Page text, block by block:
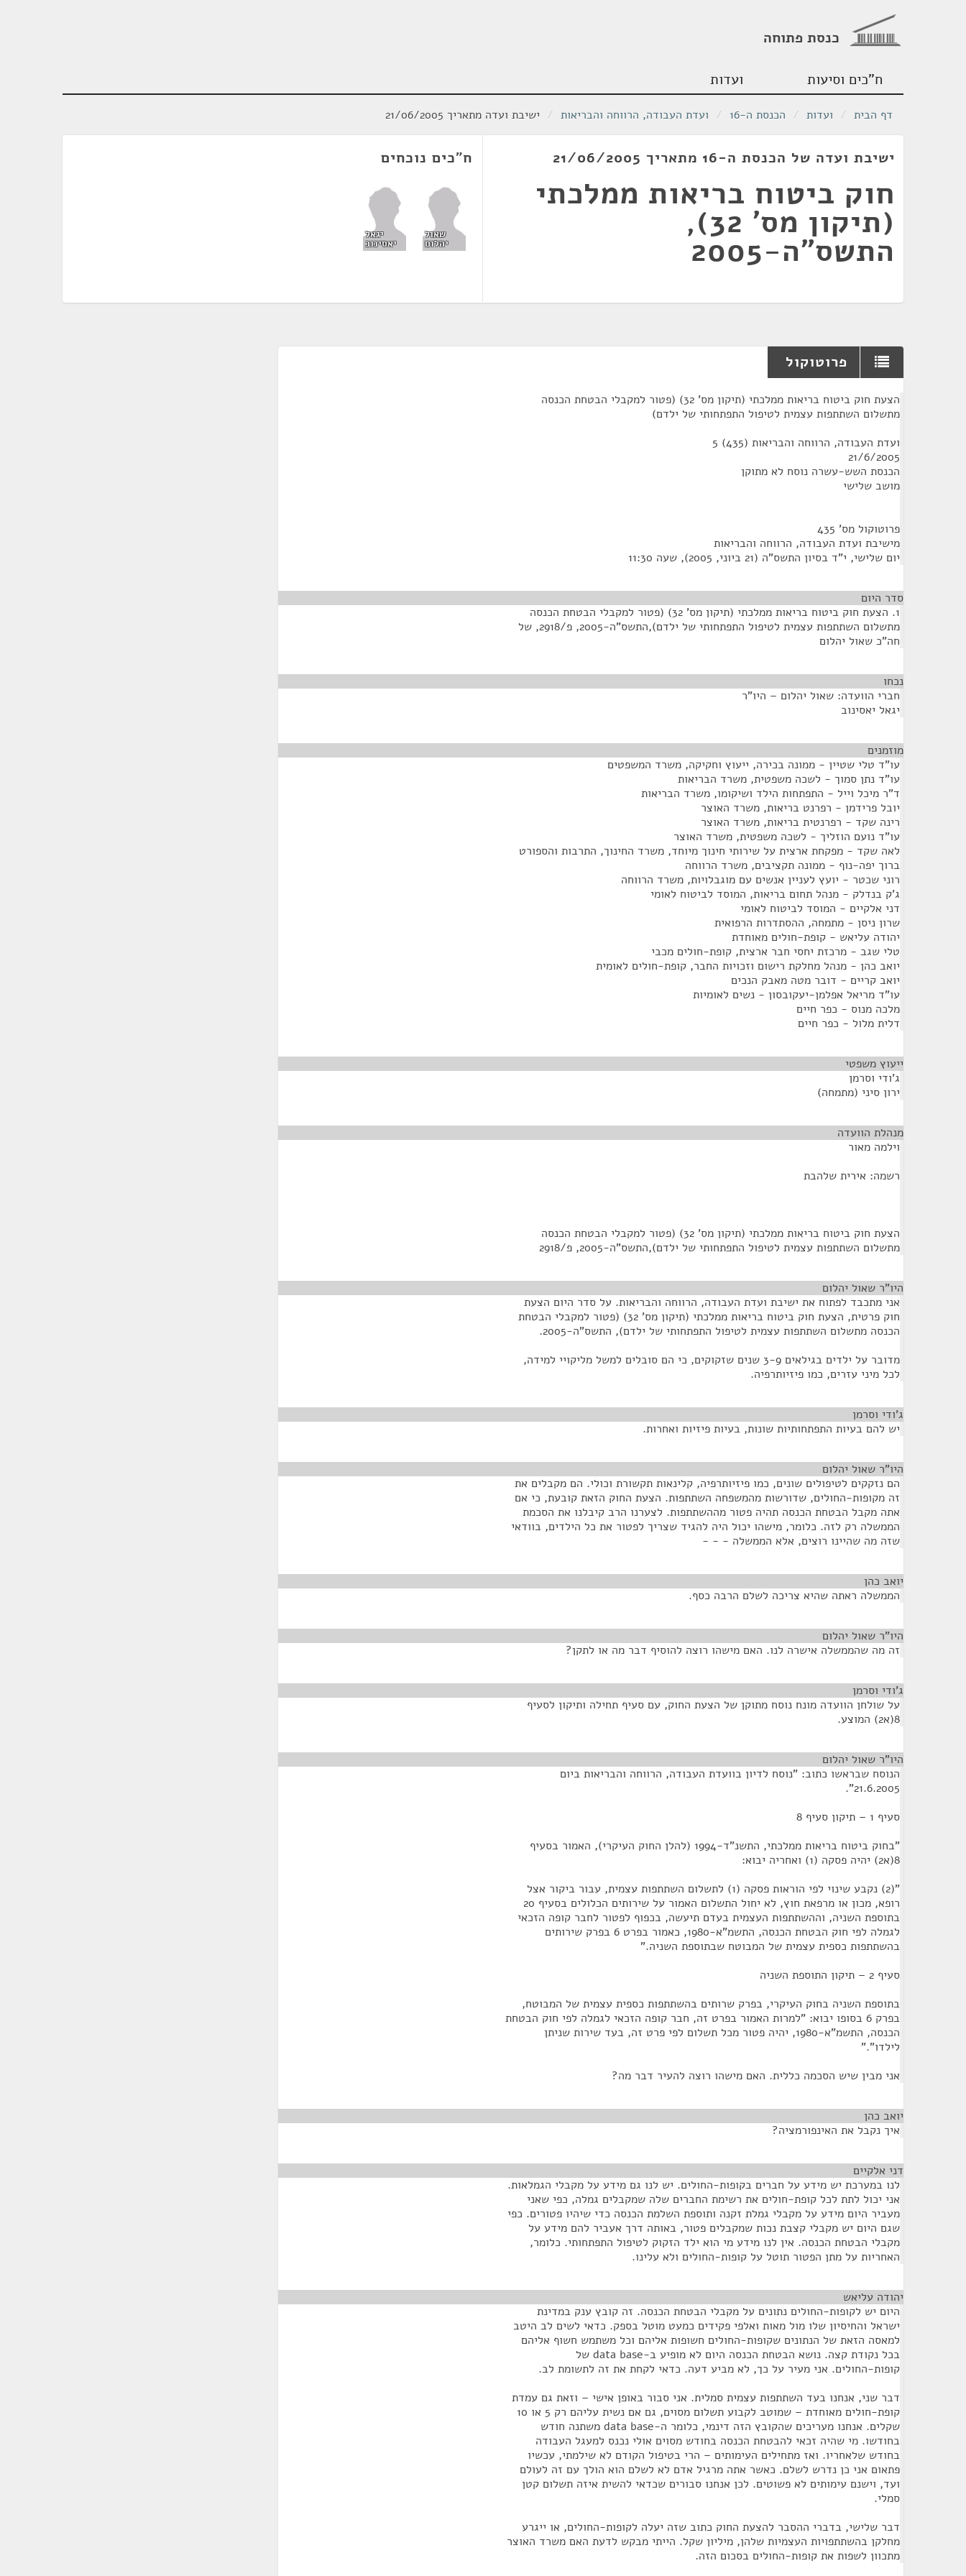
כנסת פתוחה
ח"כים וסיעות ועדות
דף הבית / ועדות / הכנסת ה-16 / ועדת העבודה, הרווחה והבריאות / ישיבת ועדה מתאריך 21/06/2005
ישיבת ועדה של הכנסת ה-16 מתאריך 21/06/2005
חוק ביטוח בריאות ממלכתי
(תיקון מס' 32),
התשס"ה-2005
ח"כים נוכחים
שאול
יהלום
יגאל
יאסינוב
פרוטוקול
הצעת חוק ביטוח בריאות ממלכתי (תיקון מס' 32) (פטור למקבלי הבטחת הכנסה
מתשלום השתתפות עצמית לטיפול התפתחותי של ילדם)
ועדת העבודה, הרווחה והבריאות (435) 5
21/6/2005
הכנסת השש-עשרה נוסח לא מתוקן
מושב שלישי
פרוטוקול מס' 435
מישיבת ועדת העבודה, הרווחה והבריאות
‏יום שלישי, י"ד בסיון התשס"ה (‏21 ביוני, 2005), שעה 11:30
סדר היום
1. הצעת חוק ביטוח בריאות ממלכתי (תיקון מס' 32) (פטור למקבלי הבטחת הכנסה
מתשלום השתתפות עצמית לטיפול התפתחותי של ילדם),התשס"ה-2005, פ/2918, של
חה"כ שאול יהלום
נכחו
חברי הוועדה: שאול יהלום – היו"ר
יגאל יאסינוב
מוזמנים
עו"ד טלי שטיין - ממונה בכירה, ייעוץ וחקיקה, משרד המשפטים
עו"ד נתן סמוך - לשכה משפטית, משרד הבריאות
ד"ר מיכל וייל - התפתחות הילד ושיקומו, משרד הבריאות
יובל פרידמן - רפרנט בריאות, משרד האוצר
רינה שקד - רפרנטית בריאות, משרד האוצר
עו"ד נועם הוזליך - לשכה משפטית, משרד האוצר
לאה שקד - מפקחת ארצית על שירותי חינוך מיוחד, משרד החינוך, התרבות והספורט
ברוך יפה-נוף - ממונה תקציבים, משרד הרווחה
רוני שכטר - יועץ לעניין אנשים עם מוגבלויות, משרד הרווחה
ג'ק בנדלק - מנהל תחום בריאות, המוסד לביטוח לאומי
דני אלקיים - המוסד לביטוח לאומי
שרון ניסן - מתמחה, ההסתדרות הרפואית
יהודה עליאש - קופת-חולים מאוחדת
טלי שגב - מרכזת יחסי חבר ארצית, קופת-חולים מכבי
יואב כהן - מנהל מחלקת רישום וזכויות החבר, קופת-חולים לאומית
יואב קריים - דובר מטה מאבק הנכים
עו"ד מריאל אפלמן-יעקובסון - נשים לאומיות
מלכה מנוס - כפר חיים
דלית מלול - כפר חיים
ייעוץ משפטי
ג'ודי וסרמן
ירון סיני (מתמחה)
מנהלת הוועדה
וילמה מאור
רשמה: אירית שלהבת
הצעת חוק ביטוח בריאות ממלכתי (תיקון מס' 32) (פטור למקבלי הבטחת הכנסה
מתשלום השתתפות עצמית לטיפול התפתחותי של ילדם),התשס"ה-2005, פ/2918
היו"ר שאול יהלום
אני מתכבד לפתוח את ישיבת ועדת העבודה, הרווחה והבריאות. על סדר היום הצעת
חוק פרטית, הצעת חוק ביטוח בריאות ממלכתי (תיקון מס' 32) (פטור למקבלי הבטחת
הכנסה מתשלום השתתפות עצמית לטיפול התפתחותי של ילדם), התשס"ה-2005.
מדובר על ילדים בגילאים 3-9 שנים שזקוקים, כי הם סובלים למשל מליקויי למידה,
לכל מיני עזרים, כמו פיזיותרפיה.
ג'ודי וסרמן
יש להם בעיות התפתחותיות שונות, בעיות פיזיות ואחרות.
היו"ר שאול יהלום
הם נזקקים לטיפולים שונים, כמו פיזיותרפיה, קלינאות תקשורת וכולי. הם מקבלים את
זה מקופות-החולים, שדורשות מהמשפחה השתתפות. הצעת החוק הזאת קובעת, כי אם
אתה מקבל הבטחת הכנסה תהיה פטור מההשתתפות. לצערנו הרב קיבלנו את הסכמת
הממשלה רק לזה. כלומר, מישהו יכול היה להגיד שצריך לפטור את כל הילדים, בוודאי
שזה מה שהיינו רוצים, אלא הממשלה - - -
יואב כהן
הממשלה ראתה שהיא צריכה לשלם הרבה כסף.
היו"ר שאול יהלום
זה מה שהממשלה אישרה לנו. האם מישהו רוצה להוסיף דבר מה או לתקן?
ג'ודי וסרמן
על שולחן הוועדה מונח נוסח מתוקן של הצעת החוק, עם סעיף תחילה ותיקון לסעיף
8(א2) המוצע.
היו"ר שאול יהלום
הנוסח שבראשו כתוב: "נוסח לדיון בוועדת העבודה, הרווחה והבריאות ביום
21.6.2005".
סעיף 1 – תיקון סעיף 8
"בחוק ביטוח בריאות ממלכתי, התשנ"ד-1994 (להלן החוק העיקרי), האמור בסעיף
8(א2) יהיה פסקה (1) ואחריה יבוא:
"(2) נקבע שינוי לפי הוראות פסקה (1) לתשלום השתתפות עצמית, עבור ביקור אצל
רופא, מכון או מרפאת חוץ, לא יחול התשלום האמור על שירותים הכלולים בסעיף 20
בתוספת השניה, וההשתתפות העצמית בעדם תיעשה, בכפוף לפטור לחבר קופה הזכאי
לגמלה לפי חוק הבטחת הכנסה, התשמ"א-1980, כאמור בפרט 6 בפרק שירותים
בהשתתפות כספית עצמית של המבוטח שבתוספת השניה."
סעיף 2 – תיקון התוספת השניה
בתוספת השניה בחוק העיקרי, בפרק שרותים בהשתתפות כספית עצמית של המבוטח,
בפרק 6 בסופו יבוא: "למרות האמור בפרט זה, חבר קופה הזכאי לגמלה לפי חוק הבטחת
הכנסה, התשמ"א-1980, יהיה פטור מכל תשלום לפי פרט זה, בעד שירות שניתן
לילדו"."
אני מבין שיש הסכמה כללית. האם מישהו רוצה להעיר דבר מה?
יואב כהן
איך נקבל את האינפורמציה?
דני אלקיים
לנו במערכת יש מידע על חברים בקופות-החולים. יש לנו גם מידע על מקבלי הגמלאות.
אני יכול לתת לכל קופת-חולים את רשימת החברים שלה שמקבלים גמלה, כפי שאני
מעביר היום מידע על מקבלי גמלת זקנה ותוספת השלמת הכנסה כדי שיהיו פטורים. כפי
שגם היום יש מקבלי קצבת נכות שמקבלים פטור, באותה דרך אעביר להם מידע על
מקבלי הבטחת הכנסה. אין לנו מידע מי הוא ילד הזקוק לטיפול התפתחותי. כלומר,
האחריות על מתן הפטור תוטל על קופות-החולים ולא עלינו.
יהודה עליאש
היום יש לקופות-החולים נתונים על מקבלי הבטחת הכנסה. זה קובץ ענק במדינת
ישראל והחיסיון שלו מול מאות ואלפי פקידים כמעט מוטל בספק. כדאי לשים לב היטב
למאסה הזאת של הנתונים שקופות-החולים חשופות אליהם וכל משתמש חשוף אליהם
בכל נקודת קצה. נושא הבטחת הכנסה היום לא מופיע ב-data base של
קופות-החולים. אני מעיר על כך, לא מביע דעה. כדאי לקחת את זה לתשומת לב.
דבר שני, אנחנו בעד השתתפות עצמית סמלית. אני סבור באופן אישי – וזאת גם עמדת
קופת-חולים מאוחדת – שמוטב לקבוע תשלום מסוים, גם אם נשית עליהם רק 5 או 10
שקלים. אנחנו מעריכים שהקובץ הזה דינמי, כלומר ה-data base משתנה חודש
בחודשו. מי שהיה זכאי להבטחת הכנסה בחודש מסוים אולי נכנס למעגל העבודה
בחודש שלאחריו. ואז מתחילים העימותים – הרי בטיפול הקודם לא שילמתי, עכשיו
פתאום אני כן נדרש לשלם. כאשר אתה מרגיל אדם לא לשלם הוא הולך עם זה לעולם
ועד, וישנם עימותים לא פשוטים. לכן אנחנו סבורים שכדאי להשית איזה תשלום קטן
סמלי.
דבר שלישי, בדברי ההסבר להצעת החוק כתוב שזה יעלה לקופות-החולים, או ייגרע
מחלקן בהשתתפויות העצמיות שלהן, מיליון שקל. הייתי מבקש לדעת האם משרד האוצר
מתכוון לשפות את קופות-החולים בסכום הזה.